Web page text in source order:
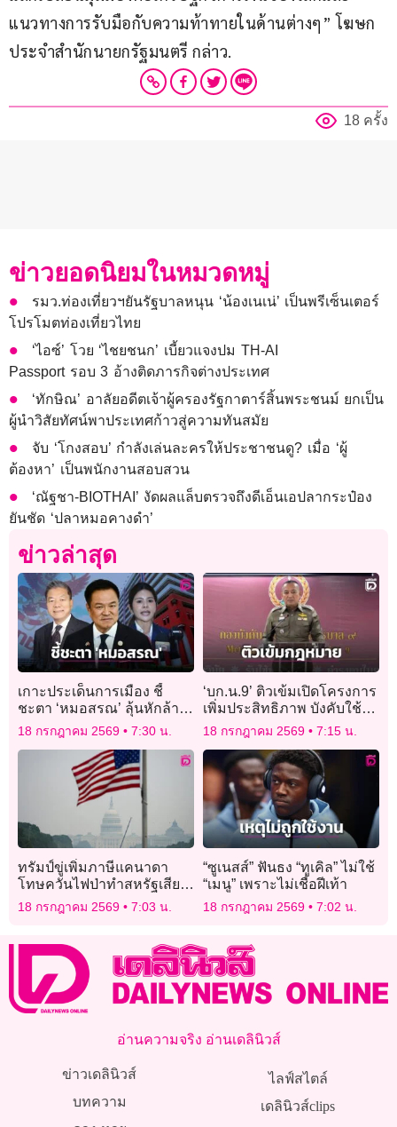
แนวทางการรับมือกับความท้าทายในด้านต่างๆ” โฆษก
ประจำสำนักนายกรัฐมนตรี กล่าว.
18 ครั้ง
ข่าวยอดนิยมในหมวดหมู่
รมว.ท่องเที่ยวฯยันรัฐบาลหนุน ‘น้องเนเน่’ เป็นพรีเซ็นเตอร์
โปรโมตท่องเที่ยวไทย
‘ไอซ์’ โวย ‘ไชยชนก’ เบี้ยวแจงปม TH-AI
Passport รอบ 3 อ้างติดภารกิจต่างประเทศ
‘ทักษิณ’ อาลัยอดีตเจ้าผู้ครองรัฐกาตาร์สิ้นพระชนม์ ยกเป็น
ผู้นำวิสัยทัศน์พาประเทศก้าวสู่ความทันสมัย
จับ ‘โกงสอบ’ กำลังเล่นละครให้ประชาชนดู? เมื่อ ‘ผู้
ต้องหา’ เป็นพนักงานสอบสวน
‘ณัฐชา-BIOTHAI’ งัดผลแล็บตรวจถึงดีเอ็นเอปลากระป๋อง
ยันชัด ‘ปลาหมอคางดำ’
ข่าวล่าสุด
เกาะประเด็นการเมือง ชี้
ชะตา ‘หมอสรณ’ ลุ้นหักล้าง
มติสรรหาฯ
18 กรกฎาคม 2569 7:30 น.
‘บก.น.9’ ติวเข้มเปิดโครงการ
เพิ่มประสิทธิภาพ บังคับใช้
กฎหมายพิจารณาความ
อาญา ทลายเครือข่ายยาเสพ
ติด
18 กรกฎาคม 2569 7:15 น.
ทรัมป์ขู่เพิ่มภาษีแคนาดา
โทษควันไฟป่าทำสหรัฐเสีย
หายหนัก
18 กรกฎาคม 2569 7:03 น.
“ซูเนสส์” ฟันธง “ทูเคิล” ไม่ใช้
“เมนู” เพราะไม่เชื่อฝีเท้า
18 กรกฎาคม 2569 7:02 น.
อ่านความจริง อ่านเดลินิวส์
ข่าวเดลินิวส์
บทความ
ไลฟ์สไตล์
เดลินิวส์clips